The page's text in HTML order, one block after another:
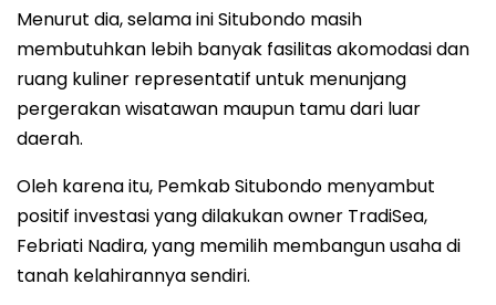
Menurut dia, selama ini Situbondo masih
membutuhkan lebih banyak fasilitas akomodasi dan
ruang kuliner representatif untuk menunjang
pergerakan wisatawan maupun tamu dari luar
daerah.
Oleh karena itu, Pemkab Situbondo menyambut
positif investasi yang dilakukan owner TradiSea,
Febriati Nadira, yang memilih membangun usaha di
tanah kelahirannya sendiri.